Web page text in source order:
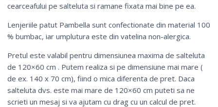
cearceafului pe salteluta si ramane fixata mai bine pe ea.
Lenjeriile patut Pambella sunt confectionate din material 100
% bumbac, iar umplutura este din vatelina non-alergica.
Pretul este valabil pentru dimensiunea maxima de salteluta
de 120×60 cm . Putem realiza si pe dimensiune mai mare (
de ex. 140 x 70 cm), fiind o mica diferenta de pret. Daca
salteluta dvs. este mai mare de 120×60 cm puteti sa ne
scrieti un mesaj si va ajutam cu drag cu un calcul de pret.